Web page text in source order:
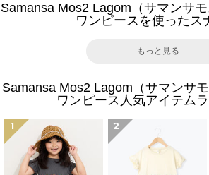
Samansa Mos2 Lagom（サマンサ
ワンピースを使ったス
もっと見る
Samansa Mos2 Lagom（サマンサ
ワンピース人気アイテム
1 2